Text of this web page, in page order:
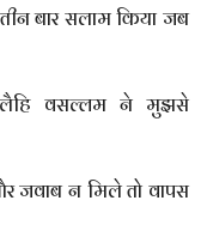
बार सलाम किया जब
वसल्लम ने मुझसे
जवाब न मिले तो वापस